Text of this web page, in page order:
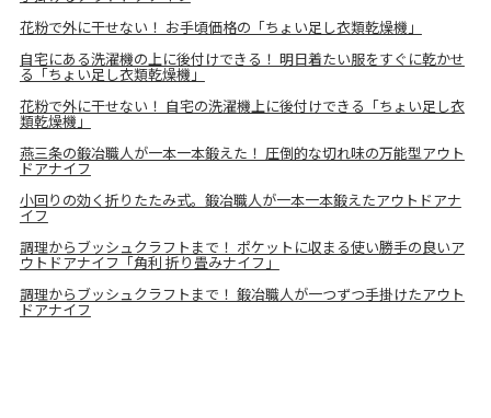
花粉で外に干せない！ お手頃価格の「ちょい足し衣類乾燥機」
自宅にある洗濯機の上に後付けできる！ 明日着たい服をすぐに乾かせ
る「ちょい足し衣類乾燥機」
花粉で外に干せない！ 自宅の洗濯機上に後付けできる「ちょい足し衣
類乾燥機」
燕三条の鍛冶職人が一本一本鍛えた！ 圧倒的な切れ味の万能型アウト
ドアナイフ
小回りの効く折りたたみ式。鍛冶職人が一本一本鍛えたアウトドアナ
イフ
調理からブッシュクラフトまで！ ポケットに収まる使い勝手の良いア
ウトドアナイフ「角利 折り畳みナイフ」
調理からブッシュクラフトまで！ 鍛冶職人が一つずつ手掛けたアウト
ドアナイフ